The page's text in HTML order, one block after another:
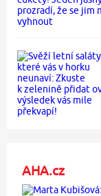
AHA.cz